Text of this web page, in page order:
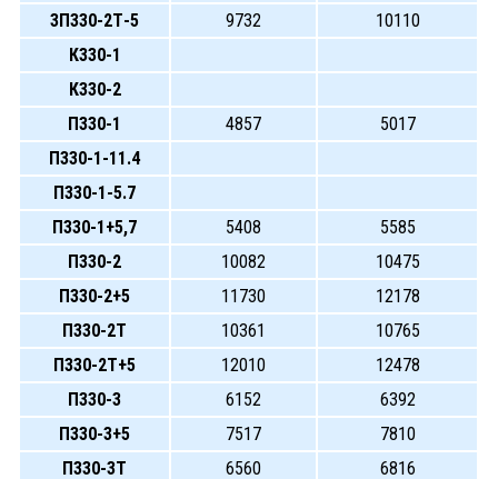
3П330-2Т-5
9732
10110
К330-1
К330-2
П330-1
4857
5017
П330-1-11.4
П330-1-5.7
П330-1+5,7
5408
5585
П330-2
10082
10475
П330-2+5
11730
12178
П330-2Т
10361
10765
П330-2Т+5
12010
12478
П330-3
6152
6392
П330-3+5
7517
7810
П330-3Т
6560 6816